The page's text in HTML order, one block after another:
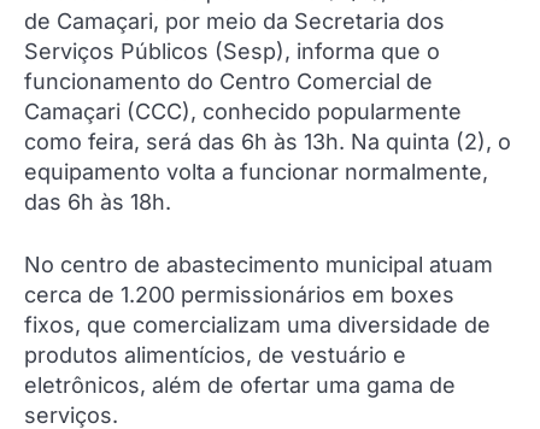
de Camaçari, por meio da Secretaria dos
Serviços Públicos (Sesp), informa que o
funcionamento do Centro Comercial de
Camaçari (CCC), conhecido popularmente
como feira, será das 6h às 13h. Na quinta (2), o
equipamento volta a funcionar normalmente,
das 6h às 18h.
No centro de abastecimento municipal atuam
cerca de 1.200 permissionários em boxes
fixos, que comercializam uma diversidade de
produtos alimentícios, de vestuário e
eletrônicos, além de ofertar uma gama de
serviços.